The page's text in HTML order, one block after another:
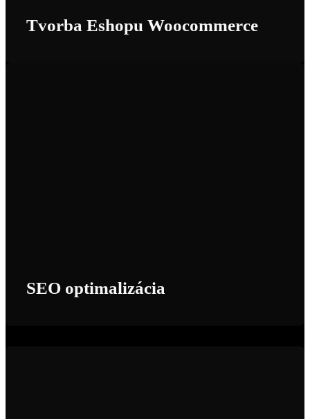
Tvorba Eshopu Woocommerce
SEO optimalizácia